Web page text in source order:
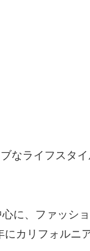
なライフスタ
に、ファッシ
カリフォルニ